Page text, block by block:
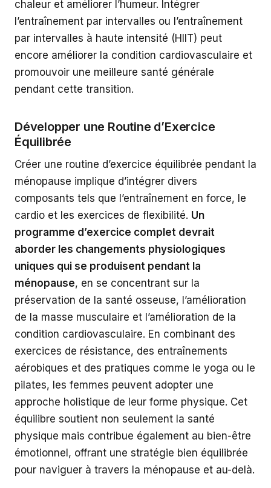
chaleur et améliorer l’humeur. Intégrer
l’entraînement par intervalles ou l’entraînement
par intervalles à haute intensité (HIIT) peut
encore améliorer la condition cardiovasculaire et
promouvoir une meilleure santé générale
pendant cette transition.
Développer une Routine d’Exercice
Équilibrée
Créer une routine d’exercice équilibrée pendant la
ménopause implique d’intégrer divers
composants tels que l’entraînement en force, le
cardio et les exercices de flexibilité. Un
programme d’exercice complet devrait
aborder les changements physiologiques
uniques qui se produisent pendant la
ménopause, en se concentrant sur la
préservation de la santé osseuse, l’amélioration
de la masse musculaire et l’amélioration de la
condition cardiovasculaire. En combinant des
exercices de résistance, des entraînements
aérobiques et des pratiques comme le yoga ou le
pilates, les femmes peuvent adopter une
approche holistique de leur forme physique. Cet
équilibre soutient non seulement la santé
physique mais contribue également au bien-être
émotionnel, offrant une stratégie bien équilibrée
pour naviguer à travers la ménopause et au-delà.